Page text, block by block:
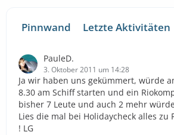
Pinnwand Letzte Aktivitäten
PauleD.
3. Oktober 2011 um 14:28
Ja wir haben uns gekümmert, würde
8.30 am Schiff starten und ein
bisher 7 Leute und auch 2 mehr
Lies die mal bei Holidaycheck alles zu
! LG